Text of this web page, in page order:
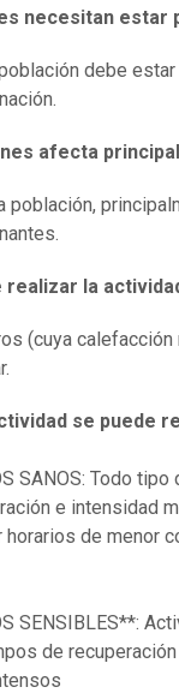
necesitan estar
debe
afecta
población,
realizar la
(cuya
se puede
SANOS: Todo
e intensidad
horarios de menor
SENSIBLES**:
de